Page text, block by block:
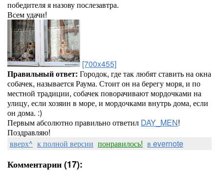
победителя я назову послезавтра.
Всем удачи!
[700x455]
Правильный ответ: Городок, где так любят ставить на окна
собачек, называется Раума. Стоит он на берегу моря, и по
местной традиции, собачек поворачивают мордочками на
улицу, если хозяин в море, и мордочками внутрь дома, если
он дома. :)
Первым абсолютно правильно ответил DAY_MEN!
Поздравляю!
вверх^ к полной версии понравилось! в evernote
Комментарии (17):